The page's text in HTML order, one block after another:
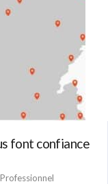
font confiance
Professionnel